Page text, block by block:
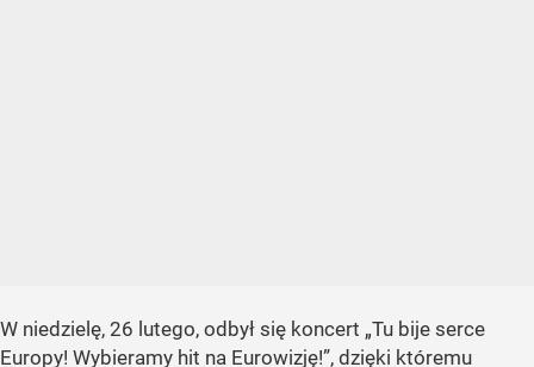
W niedzielę, 26 lutego, odbył się koncert „Tu bije serce
Europy! Wybieramy hit na Eurowizję!”, dzięki któremu